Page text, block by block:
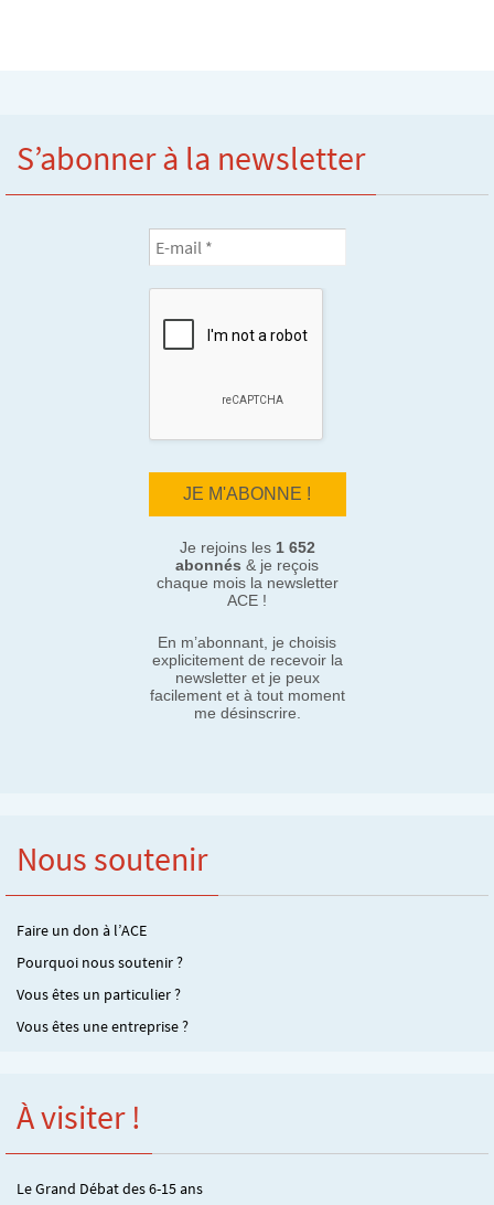
S’abonner à la newsletter
Je rejoins les 1 652
abonnés & je reçois
chaque mois la newsletter
ACE !
En m’abonnant, je choisis
explicitement de recevoir la
newsletter et je peux
facilement et à tout moment
me désinscrire.
Nous soutenir
Faire un don à l’ACE
Pourquoi nous soutenir ?
Vous êtes un particulier ?
Vous êtes une entreprise ?
À visiter !
Le Grand Débat des 6-15 ans